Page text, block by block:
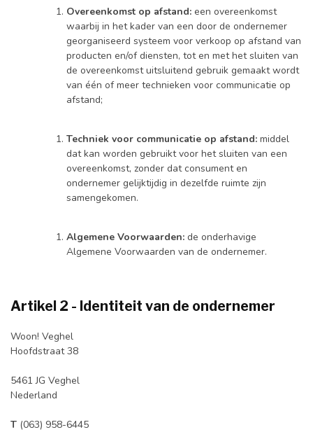
Overeenkomst op afstand: een overeenkomst
waarbij in het kader van een door de ondernemer
georganiseerd systeem voor verkoop op afstand van
producten en/of diensten, tot en met het sluiten van
de overeenkomst uitsluitend gebruik gemaakt wordt
van één of meer technieken voor communicatie op
afstand;
Techniek voor communicatie op afstand: middel
dat kan worden gebruikt voor het sluiten van een
overeenkomst, zonder dat consument en
ondernemer gelijktijdig in dezelfde ruimte zijn
samengekomen.
Algemene Voorwaarden: de onderhavige
Algemene Voorwaarden van de ondernemer.
Artikel 2 - Identiteit van de ondernemer
Woon! Veghel
Hoofdstraat 38
5461 JG Veghel
Nederland
T (063) 958-6445